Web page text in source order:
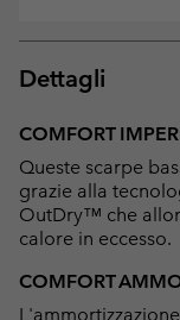
Dettagli
COMFORT
Queste scarpe
grazie alla
OutDry™ che
calore in eccesso.
COMFORT